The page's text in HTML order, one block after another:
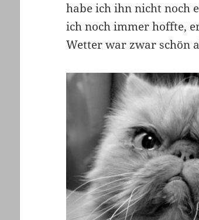
habe ich ihn nicht noch
ich noch immer hoffte,
Wetter war zwar schön